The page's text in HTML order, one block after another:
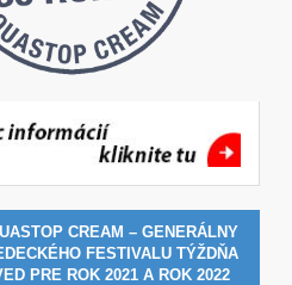
CREAM – GENERÁLNY
FESTIVALU TÝŽDŇA
PRE ROK 2021 A ROK 2022